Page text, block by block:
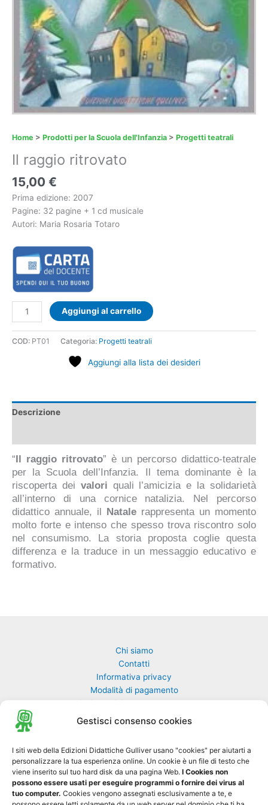
Gestisci consenso cookies
I siti web della Edizioni Didattiche Gulliver usano "cookies" per aiutarti a
personalizzare la tua esperienza online. Un cookie è un file di testo che
viene inserito sul tuo hard disk da una pagina Web. I Cookies non
possono essere usati per eseguire programmi o fornire dei virus al
tuo computer. Cookies vengono assegnati esclusivamente a te, e
Home > Prodotti per la Scuola dell'Infanzia > Progetti teatrali
Il raggio ritrovato
15,00 €
Prima edizione: 2007
Pagine: 32 pagine + 1 cd musicale
Autori: Maria Rosaria Totaro
Aggiungi al carrello
COD: PT01 Categoria: Progetti teatrali
Aggiungi alla lista dei desideri
Descrizione
“Il raggio ritrovato” è un percorso didattico-teatrale
per la Scuola dell’Infanzia. Il tema dominante è la
riscoperta dei valori quali l’amicizia e la solidarietà
all’interno di una cornice natalizia. Nel percorso
didattico annuale, il Natale rappresenta un momento
molto forte e intenso che spesso trova riscontro solo
nel consumismo. La storia proposta coglie questa
differenza e la traduce in un messaggio educativo e
formativo.
Chi siamo
Contatti
Informativa privacy
Modalità di pagamento
Richiesta rivista non pervenuta
Richiedi una classe di GulliverEdu
Nuovo Gulliver News
Progetto Tre-sei